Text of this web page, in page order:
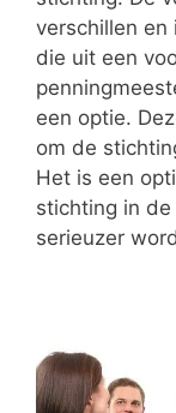
verschillen
die uit een
een optie.
om de
Het is een
stichting in
serieuzer